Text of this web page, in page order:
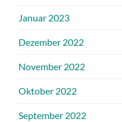
Januar 2023
Dezember 2022
November 2022
Oktober 2022
September 2022